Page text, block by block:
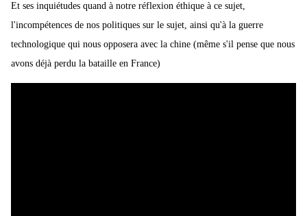
Et ses inquiétudes quand à notre réflexion éthique à ce sujet,
l'incompétences de nos politiques sur le sujet, ainsi qu'à la guerre
technologique qui nous opposera avec la chine (même s'il pense que nous
avons déjà perdu la bataille en France)